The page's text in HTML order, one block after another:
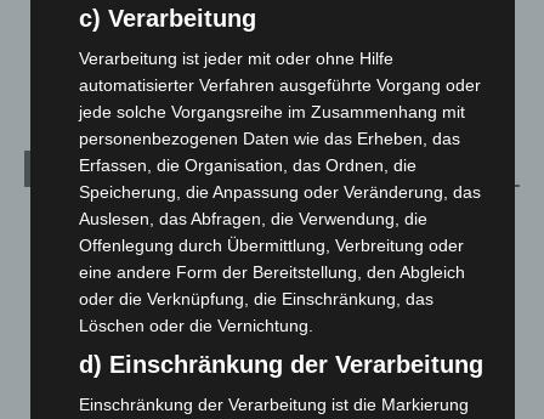
5. August 2026
Kategorien
Blaulicht
Corona-News
Hannover und Region
Langenhagen und Ortsteile
Leserbriefe
Menschen
c) Verarbeitung
Verarbeitung ist jeder mit oder ohne Hilfe
automatisierter Verfahren ausgeführte Vorgang oder
jede solche Vorgangsreihe im Zusammenhang mit
personenbezogenen Daten wie das Erheben, das
Erfassen, die Organisation, das Ordnen, die
Speicherung, die Anpassung oder Veränderung, das
Auslesen, das Abfragen, die Verwendung, die
Offenlegung durch Übermittlung, Verbreitung oder
eine andere Form der Bereitstellung, den Abgleich
oder die Verknüpfung, die Einschränkung, das
Löschen oder die Vernichtung.
d) Einschränkung der Verarbeitung
Einschränkung der Verarbeitung ist die Markierung